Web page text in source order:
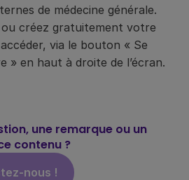
de médecine générale.
créez gratuitement votre
via le bouton « Se
» en haut à droite de l’écran.
une remarque ou un
contenu ?
nous !